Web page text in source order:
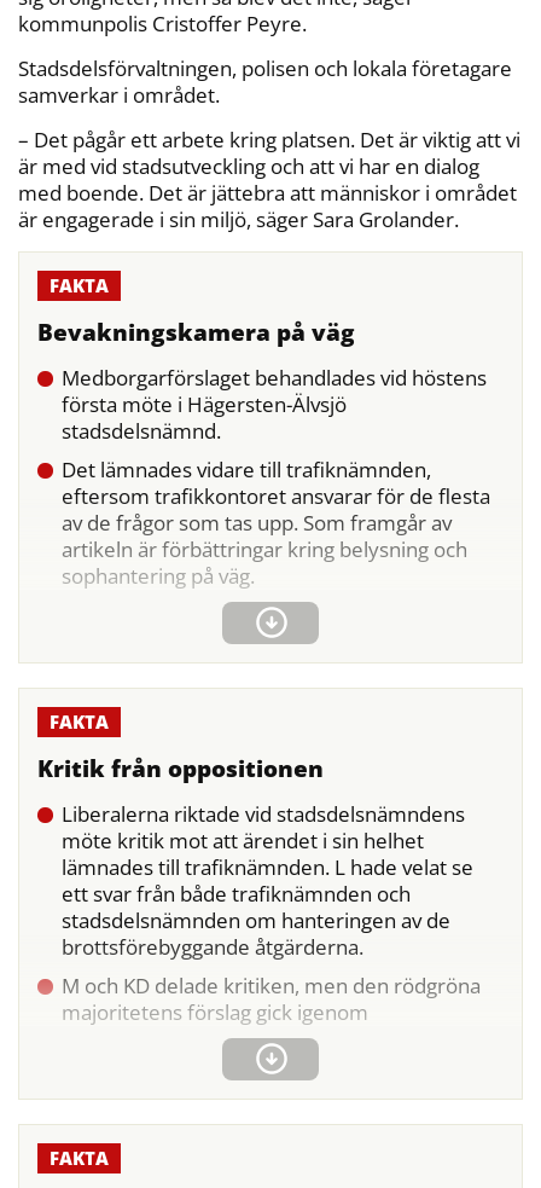
kommunpolis Cristoffer Peyre.
Stadsdelsförvaltningen, polisen och lokala företagare
samverkar i området.
– Det pågår ett arbete kring platsen. Det är viktig att vi
är med vid stadsutveckling och att vi har en dialog
med boende. Det är jättebra att människor i området
är engagerade i sin miljö, säger Sara Grolander.
Bevakningskamera på väg
Medborgarförslaget behandlades vid höstens
första möte i Hägersten-Älvsjö
stadsdelsnämnd.
Det lämnades vidare till trafiknämnden,
eftersom trafikkontoret ansvarar för de flesta
av de frågor som tas upp. Som framgår av
artikeln är förbättringar kring belysning och
sophantering på väg.
Kritik från oppositionen
Liberalerna riktade vid stadsdelsnämndens
möte kritik mot att ärendet i sin helhet
lämnades till trafiknämnden. L hade velat se
ett svar från både trafiknämnden och
stadsdelsnämnden om hanteringen av de
brottsförebyggande åtgärderna.
M och KD delade kritiken, men den rödgröna
majoritetens förslag gick igenom